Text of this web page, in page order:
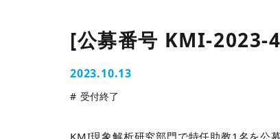
[公募番号 KMI-2023-
2023.10.13
受付終了
KMI現象解析研究部門で特任助教1名を公募